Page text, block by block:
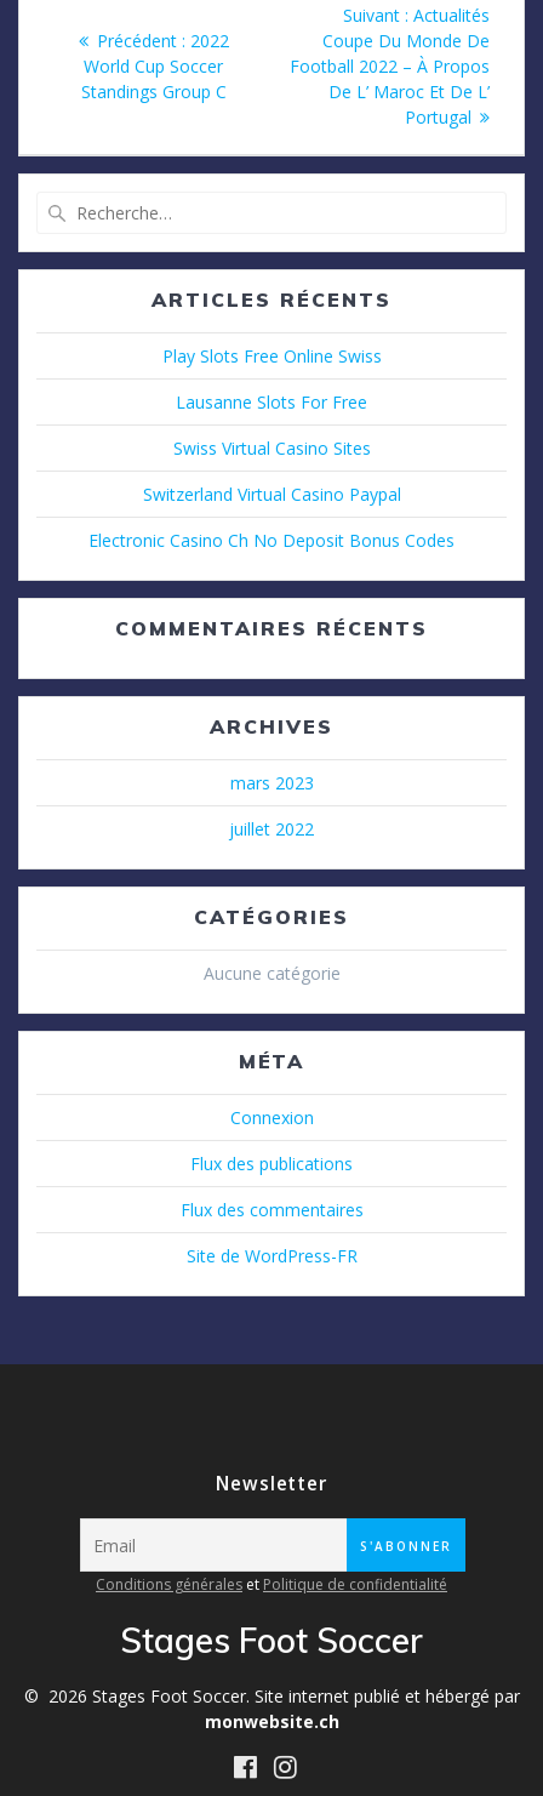
l’article
Précédent : Article
précédent
:
2022
World Cup Soccer
Standings Group C
Suivant : Article
suivant
Actualités
Coupe Du Monde De
Football 2022 – À Propos
De L’ Maroc Et De L’
Portugal
:
ARTICLES RÉCENTS
Play Slots Free Online Swiss
Lausanne Slots For Free
Swiss Virtual Casino Sites
Switzerland Virtual Casino Paypal
Electronic Casino Ch No Deposit Bonus Codes
COMMENTAIRES RÉCENTS
ARCHIVES
mars 2023
juillet 2022
CATÉGORIES
Aucune catégorie
MÉTA
Connexion
Flux des publications
Flux des commentaires
Site de WordPress-FR
Newsletter
Conditions générales et Politique de confidentialité
Stages Foot Soccer
© 2026 Stages Foot Soccer. Site internet publié et hébergé par
monwebsite.ch